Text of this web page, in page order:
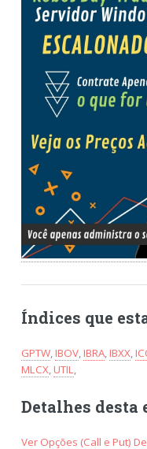
Índices que
GPTW,IBOV,IBRA,IBXX,
MLCX,UTIL,
Detalhes desta
Ver Opções (Call e Put)